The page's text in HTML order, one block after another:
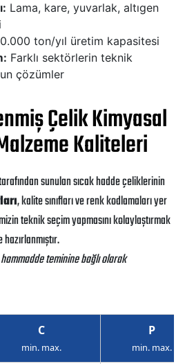
Lama, kare, yuvarlak, altıgen
ton/yıl üretim kapasitesi
Farklı sektörlerin teknik
çözümler
Çelik Kimyasal
Kaliteleri
sunulan sıcak hadde çeliklerinin
, kalite sınıfları ve renk kodlamaları yer
teknik seçim yapmasını kolaylaştırmak
teminine bağlı olarak
C
min. max.
P
min. max.